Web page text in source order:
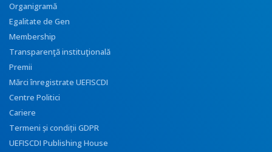
Organigramă
Egalitate de Gen
Membership
Transparenţă instituţională
Premii
Mărci înregistrate UEFISCDI
Centre Politici
Cariere
Termeni și condiții GDPR
UEFISCDI Publishing House